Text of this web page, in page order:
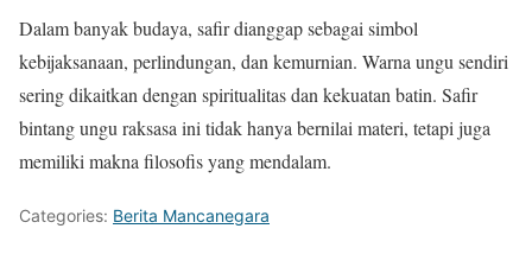
Dalam banyak budaya, safir dianggap sebagai simbol
kebijaksanaan, perlindungan, dan kemurnian. Warna ungu sendiri
sering dikaitkan dengan spiritualitas dan kekuatan batin. Safir
bintang ungu raksasa ini tidak hanya bernilai materi, tetapi juga
memiliki makna filosofis yang mendalam.
Categories: Berita Mancanegara